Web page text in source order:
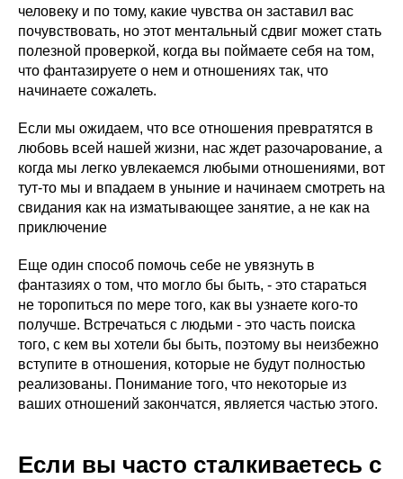
человеку и по тому, какие чувства он заставил вас
почувствовать, но этот ментальный сдвиг может стать
полезной проверкой, когда вы поймаете себя на том,
что фантазируете о нем и отношениях так, что
начинаете сожалеть.
Если мы ожидаем, что все отношения превратятся в
любовь всей нашей жизни, нас ждет разочарование, а
когда мы легко увлекаемся любыми отношениями, вот
тут-то мы и впадаем в уныние и начинаем смотреть на
свидания как на изматывающее занятие, а не как на
приключение
Еще один способ помочь себе не увязнуть в
фантазиях о том, что могло бы быть, - это стараться
не торопиться по мере того, как вы узнаете кого-то
получше. Встречаться с людьми - это часть поиска
того, с кем вы хотели бы быть, поэтому вы неизбежно
вступите в отношения, которые не будут полностью
реализованы. Понимание того, что некоторые из
ваших отношений закончатся, является частью этого.
Если вы часто сталкиваетесь с